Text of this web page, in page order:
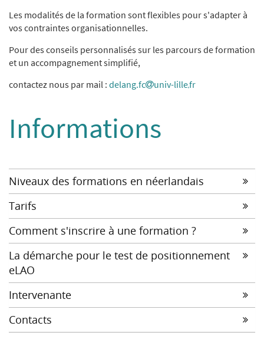
Les modalités de la formation sont flexibles pour s'adapter à
vos contraintes organisationnelles.
Pour des conseils personnalisés sur les parcours de formation
et un accompagnement simplifié,
contactez nous par mail : delang.fc univ-lillefr
Informations
Niveaux des formations en néerlandais
Tarifs
Comment s'inscrire à une formation ?
La démarche pour le test de positionnement
eLAO
Intervenante
Contacts